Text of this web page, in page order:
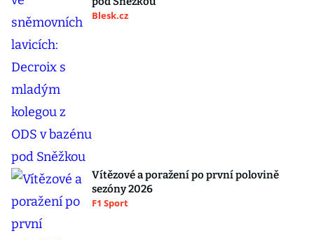
Blesk.cz
Vítězové a poražení po první polovině
sezóny 2026
F1 Sport